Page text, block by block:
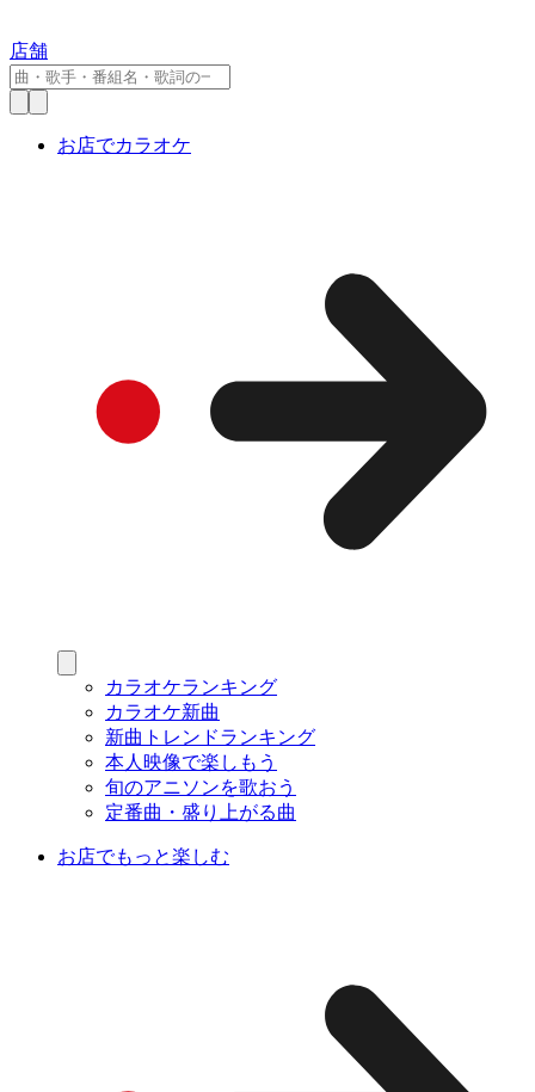
店舗
お店でカラオケ
カラオケランキング
カラオケ新曲
新曲トレンドランキング
本人映像で楽しもう
旬のアニソンを歌おう
定番曲・盛り上がる曲
お店でもっと楽しむ